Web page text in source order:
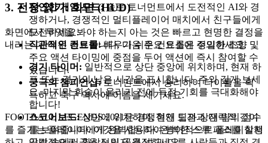
유연한 게임 모드:솔로 토너먼트에서 도전적인 AI와 경
쟁하거나, 경쟁적인 멀티플레이어 매치에서 친구들에게
도전하세요.
직관적인 컨트롤:배우기 쉬운 컨트롤은 정밀한 조향 및
주요 액션 타이밍에 중점을 두어 액션에 즉시 참여할 수
있습니다.
궁극의 챔피언십:토너먼트에서 승리하여 타이틀을 획
득하고 축구 역사에 이름을 새기세요.
FOOTBALL LEGENDS 2021은 경쟁적인 도전과 전략적 깊이
를 즐기는 플레이어에게 완벽합니다. 완벽한 스루 패스를 실행
3. 전장 읽기: 화면 (HUD)
화면에서 무엇을 봐야 하는지 아는 것은 빠르고 현명한 결정을
내리는 데 매우 중요합니다. 다음 주요 요소에 주의하세요.
경기 타이머: 일반적으로 상단 중앙에 위치하며, 현재 하
프 또는 경기의 남은 시간을 표시합니다. 주의 깊게 보세
요. 마지막 휘슬이 울리기 전에 득점 기회를 극대화해야
합니다!
스코어보드:상단에 위치하며, 현재 팀과 상대 팀의 점수
를 보여줍니다. 이것을 사용하여 방어적으로 플레이할지